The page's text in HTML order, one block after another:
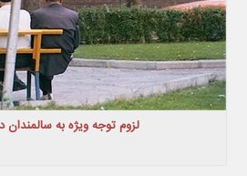
لزوم توجه ویژه به سالمندان